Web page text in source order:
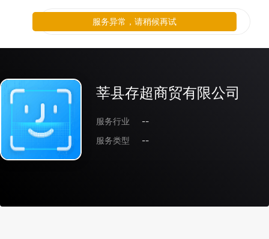
莘县存超商贸有限公司
服务行业
--
服务类型
--
服务异常，请稍候再试